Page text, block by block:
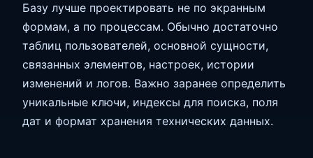
Базу лучше проектировать не по экранным
формам, а по процессам. Обычно достаточно
таблиц пользователей, основной сущности,
связанных элементов, настроек, истории
изменений и логов. Важно заранее определить
уникальные ключи, индексы для поиска, поля
дат и формат хранения технических данных.